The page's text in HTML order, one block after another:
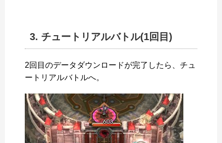
3. チュートリアルバトル(1回目)
2回目のデータダウンロードが完了したら、チュ
ートリアルバトルへ。